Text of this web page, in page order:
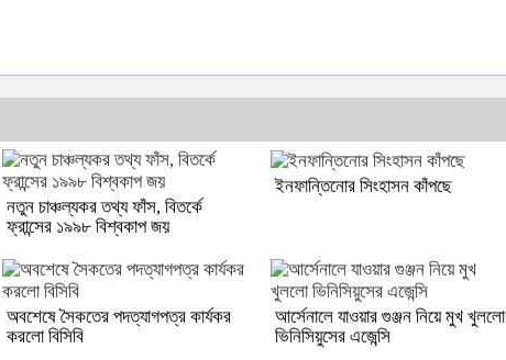
নতুন চাঞ্চল্যকর তথ্য ফাঁস, বিতর্কে
ফ্রান্সের ১৯৯৮ বিশ্বকাপ জয়
ইনফান্তিনোর সিংহাসন কাঁপছে
অবশেষে সৈকতের পদত্যাগপত্র কার্যকর
করলো বিসিবি
আর্সেনালে যাওয়ার গুঞ্জন নিয়ে মুখ খুললো
ভিনিসিয়ুসের এজেন্সি